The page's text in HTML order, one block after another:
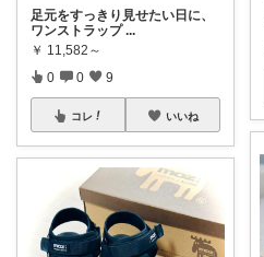
足元をすっきり見せたい日に、
ワンストラップ ...
￥ 11,582～
0 0 9
コレ いいね